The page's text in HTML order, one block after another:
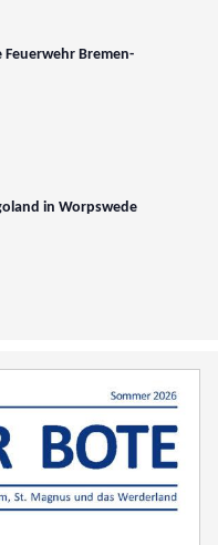
Bremen-
in Worpswede